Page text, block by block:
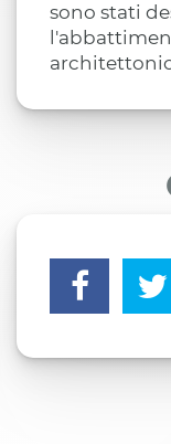
sono stati